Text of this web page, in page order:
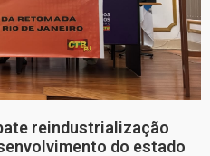
reindustrialização
do estado